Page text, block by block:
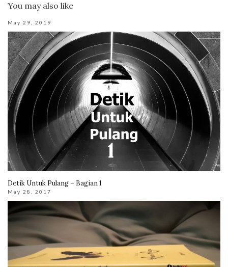
You may also like
May 29, 2019
Detik Untuk Pulang – Bagian 1
May 28, 2017